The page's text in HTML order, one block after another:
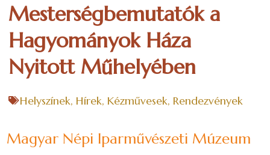
Mesterségbemutatók a
Hagyományok Háza
Nyitott Műhelyében
Helyszínek,Hírek,Kézművesek,Rendezvények
Magyar Népi Iparművészeti Múzeum